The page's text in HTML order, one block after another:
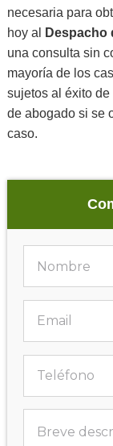
necesaria para
hoy al
Despacho
una consulta sin
mayoría de los
sujetos al éxito
de abogado si se
caso.